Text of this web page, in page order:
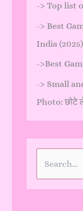
-> Top list
-> Best
India (2025)
->Best
-> Small
Photo: छोटे